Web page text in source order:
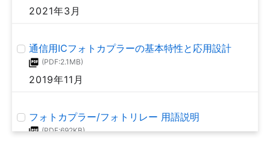
2021年3月
通信用ICフォトカプラーの基本特性と応用設計
(PDF:2.1MB)
2019年11月
フォトカプラー/フォトリレー 用語説明
(PDF:692KB)